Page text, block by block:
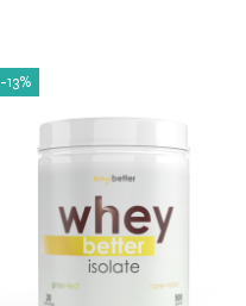
-13%